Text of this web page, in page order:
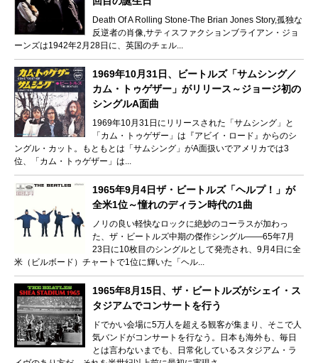
Death Of A Rolling Stone-The Brian Jones Story,孤独な
反逆者の肖像,サティスファクションブライアン・ジョ
ーンズは1942年2月28日に、英国のチェル...
1969年10月31日、ビートルズ「サムシング／
カム・トゥゲザー」がリリース～ジョージ初の
シングルA面曲
1969年10月31日にリリースされた「サムシング」と
「カム・トゥゲザー」は『アビイ・ロード』からのシ
ングル・カット。もともとは「サムシング」がA面扱いでアメリカでは3
位、「カム・トゥゲザー」は...
1965年9月4日ザ・ビートルズ「ヘルプ！」が
全米1位～憧れのディラン時代の1曲
ノリの良い軽快なロックに絶妙のコーラスが加わっ
た、ザ・ビートルズ中期の傑作シングル――65年7月
23日に10枚目のシングルとして発売され、9月4日に全
米（ビルボード）チャートで1位に輝いた「ヘル...
1965年8月15日、ザ・ビートルズがシェイ・ス
タジアムでコンサートを行う
ドでかい会場に5万人を超える観客が集まり、そこで人
気バンドがコンサートを行なう。日本も海外も、毎日
とは言わないまでも、日常化しているスタジアム・ラ